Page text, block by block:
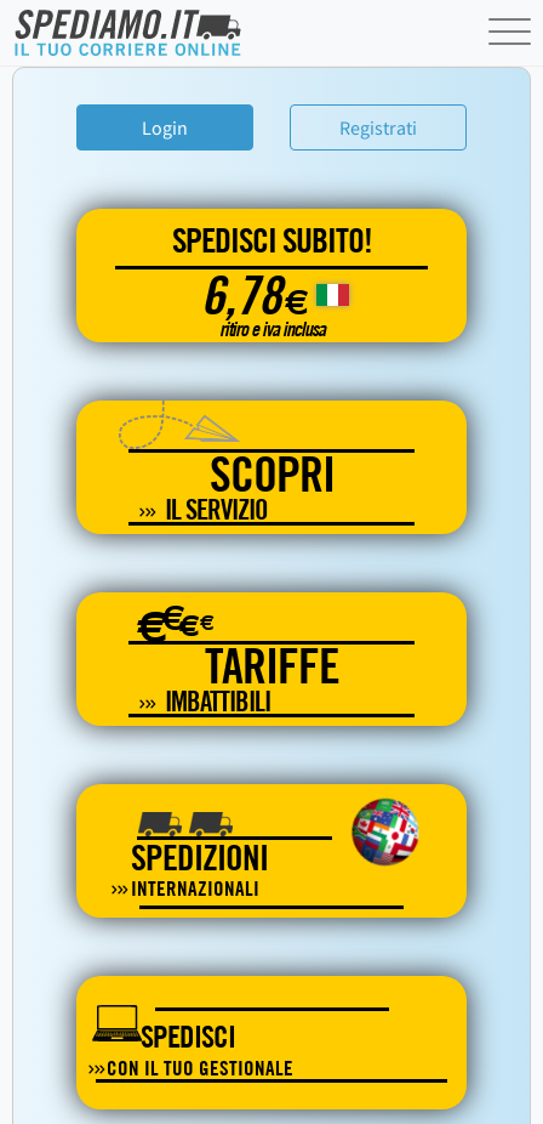
Login Registrati
SPEDISCI SUBITO!
6,78€
ritiro e iva inclusa
SCOPRI
IL SERVIZIO
€€€€
TARIFFE
IMBATTIBILI
SPEDIZIONI
INTERNAZIONALI
SPEDISCI
CON IL TUO GESTIONALE